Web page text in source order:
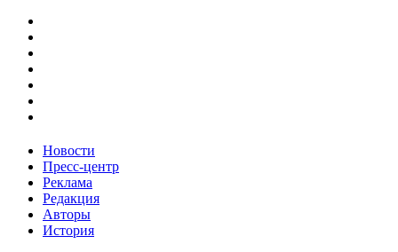
Новости
Пресс-центр
Реклама
Редакция
Авторы
История